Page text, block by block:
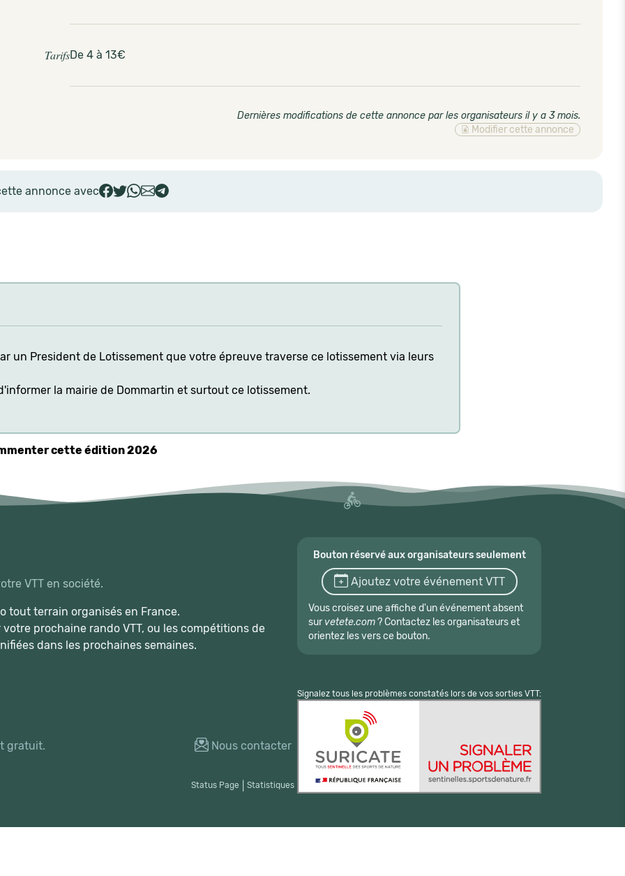
TarifsDe 4 à 13€
Dernières modifications de cette annonce par les organisateurs il y a 3 mois.
Modifier cette annonce
annonce avec
un President de Lotissement que votre épreuve traverse ce lotissement via leurs
la mairie de Dommartin et surtout ce lotissement.
cette édition 2026
VTT en société.
tout terrain organisés en France.
prochaine rando VTT, ou les compétitions de
dans les prochaines semaines.
gratuit. Nous contacter
Status Page Statistiques
Bouton réservé aux organisateurs seulement
Ajoutez votre événement VTT
Vous croisez une affiche d'un événement absent
sur vetete.com? Contactez les organisateurs et
orientez les vers ce bouton.
Signalez tous les problèmes constatés lors de vos sorties VTT: